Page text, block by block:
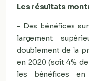
Les résultats
- Des bénéfices
largement
doublement de la
en 2020 (soit 4%
les bénéfices en